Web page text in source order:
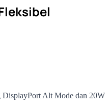
DisplayPort Alt Mode dan 20W